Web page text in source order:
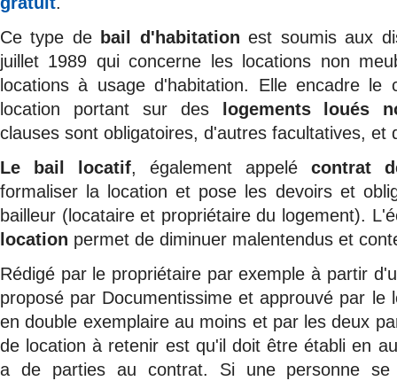
Ce type de bail d'habitation est soumis aux
juillet 1989 qui concerne les locations non
locations à usage d'habitation. Elle encadre le
location portant sur des
logements loués
clauses sont obligatoires, d'autres facultatives, et
Le
bail locatif, également appelé contrat
formaliser la location et pose les devoirs et
bailleur (locataire et propriétaire du logement).
location permet de diminuer malentendus et
Rédigé par le propriétaire par exemple à partir
proposé par Documentissime et approuvé par le
en double exemplaire au moins et par les deux
de location à retenir est qu'il doit être établi en
a de parties au contrat. Si une personne